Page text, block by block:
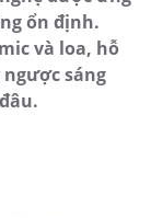
ổn định.
và loa, hỗ
sáng